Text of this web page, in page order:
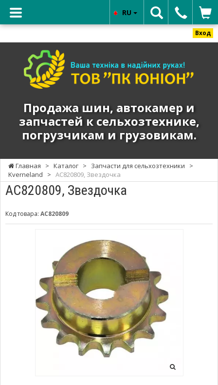
Вход
ЮНИОН"
автокамер
запчастей
к
сельхозтехнике,
погрузчикам
и
Продажа шин, автокамер и
запчастей к сельхозтехнике,
погрузчикам и грузовикам.
RU
Главная > Каталог > Запчасти для сельхозтехники
>
Kverneland
> АС820809, Звездочка
АС820809, Звездочка
Код товара: АС820809